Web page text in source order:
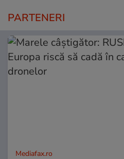
PARTENERI
Mediafax.ro